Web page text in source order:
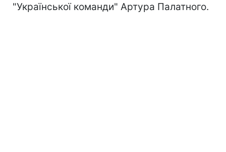
"Української команди" Артура Палатного.